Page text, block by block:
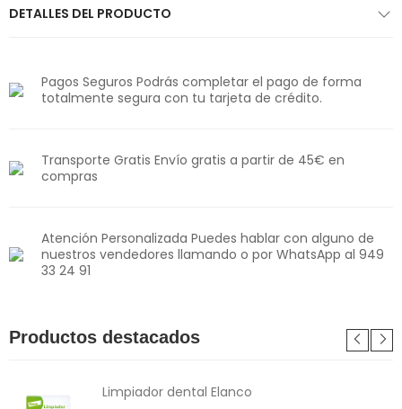
DETALLES DEL PRODUCTO
Pagos Seguros Podrás completar el pago de forma
totalmente segura con tu tarjeta de crédito.
Transporte Gratis Envío gratis a partir de 45€ en
compras
Atención Personalizada Puedes hablar con alguno de
nuestros vendedores llamando o por WhatsApp al 949
33 24 91
Productos destacados
Limpiador dental Elanco